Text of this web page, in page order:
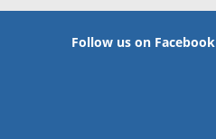
Follow us on Facebook